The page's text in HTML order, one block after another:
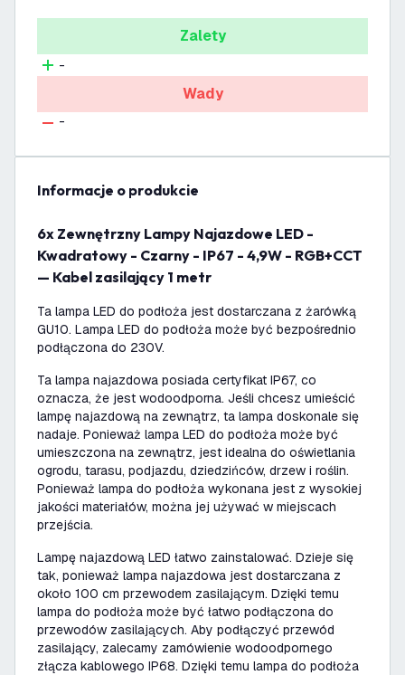
Zalety
-
Wady
-
informacje o produkcie
6x Zewnętrzny Lampy Najazdowe LED -
Kwadratowy - Czarny - IP67 - 4,9W - RGB+CCT
— Kabel zasilający 1 metr
Ta lampa LED do podłoża jest dostarczana z żarówką
GU10. Lampa LED do podłoża może być bezpośrednio
podłączona do 230V.
Ta lampa najazdowa posiada certyfikat IP67, co
oznacza, że jest wodoodporna. Jeśli chcesz umieścić
lampę najazdową na zewnątrz, ta lampa doskonale się
nadaje. Ponieważ lampa LED do podłoża może być
umieszczona na zewnątrz, jest idealna do oświetlania
ogrodu, tarasu, podjazdu, dziedzińców, drzew i roślin.
Ponieważ lampa do podłoża wykonana jest z wysokiej
jakości materiałów, można jej używać w miejscach
przejścia.
Lampę najazdową LED łatwo zainstalować. Dzieje się
tak, ponieważ lampa najazdowa jest dostarczana z
około 100 cm przewodem zasilającym. Dzięki temu
lampa do podłoża może być łatwo podłączona do
przewodów zasilających. Aby podłączyć przewód
zasilający, zalecamy zamówienie wodoodpornego
złącza kablowego IP68. Dzięki temu lampa do podłoża